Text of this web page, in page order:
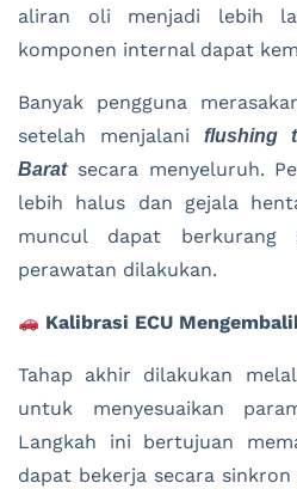
aliran oli menjadi lebih
komponen internal dapat
Banyak pengguna
setelah menjalani flushing
Baratsecara menyeluruh.
lebih halus dan gejala
muncul dapat berkurang
perawatan dilakukan.
Kalibrasi ECU
Tahap akhir dilakukan
untuk menyesuaikan
Langkah ini bertujuan
dapat bekerja secara